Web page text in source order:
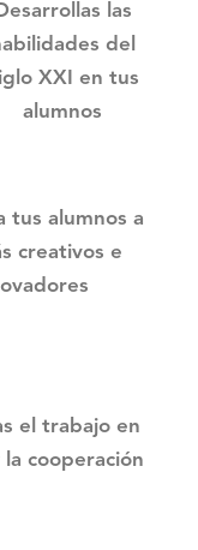
las
del
XXI en tus
alumnos
tus alumnos a
creativos e
el trabajo en
cooperación